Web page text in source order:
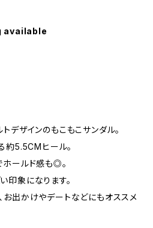
available
デザインのもこもこサンダル。
約5.5CMヒール。
ホールド感も◎。
印象になります。
お出かけやデートなどにもオススメ